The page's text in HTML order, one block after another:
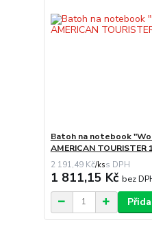
Batoh na notebook
AMERICAN TOURISTER
2 191,49 Kč/ks
1 811,15 Kč bez